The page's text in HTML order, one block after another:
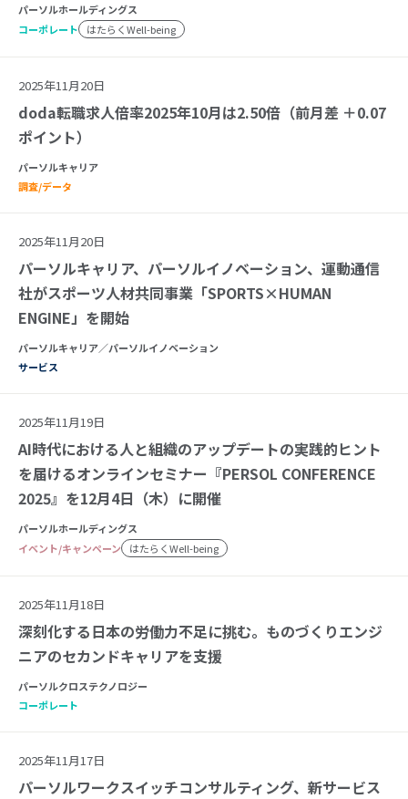
パーソルホールディングス
コーポレート
はたらくWell-being
2025年11月20日
doda転職求人倍率2025年10月は2.50倍（前月差 ＋0.07
ポイント）
パーソルキャリア
調査/データ
2025年11月20日
パーソルキャリア、パーソルイノベーション、運動通信
社がスポーツ人材共同事業「SPORTS×HUMAN
ENGINE」を開始
パーソルキャリア／パーソルイノベーション
サービス
2025年11月19日
AI時代における人と組織のアップデートの実践的ヒント
を届けるオンラインセミナー『PERSOL CONFERENCE
2025』を12月4日（木）に開催
パーソルホールディングス
イベント/キャンペーン
はたらくWell-being
2025年11月18日
深刻化する日本の労働力不足に挑む。ものづくりエンジ
ニアのセカンドキャリアを支援
パーソルクロステクノロジー
コーポレート
2025年11月17日
パーソルワークスイッチコンサルティング、新サービス